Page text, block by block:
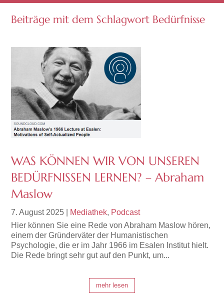
Beiträge mit dem Schlagwort Bedürfnisse
WAS KÖNNEN WIR VON UNSEREN
BEDÜRFNISSEN LERNEN? – Abraham
Maslow
7. August 2025 Mediathek, Podcast
Hier können Sie eine Rede von Abraham Maslow hören,
einem der Gründerväter der Humanistischen
Psychologie, die er im Jahr 1966 im Esalen Institut hielt.
Die Rede bringt sehr gut auf den Punkt, um...
mehr lesen